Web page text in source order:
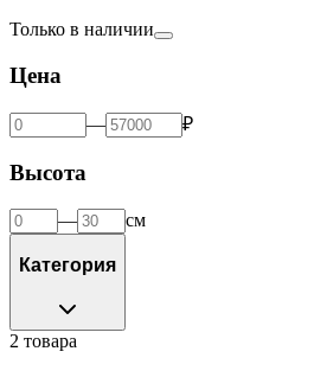
Только в наличии
Цена
— ₽
Высота
— см
Категория
2 товара